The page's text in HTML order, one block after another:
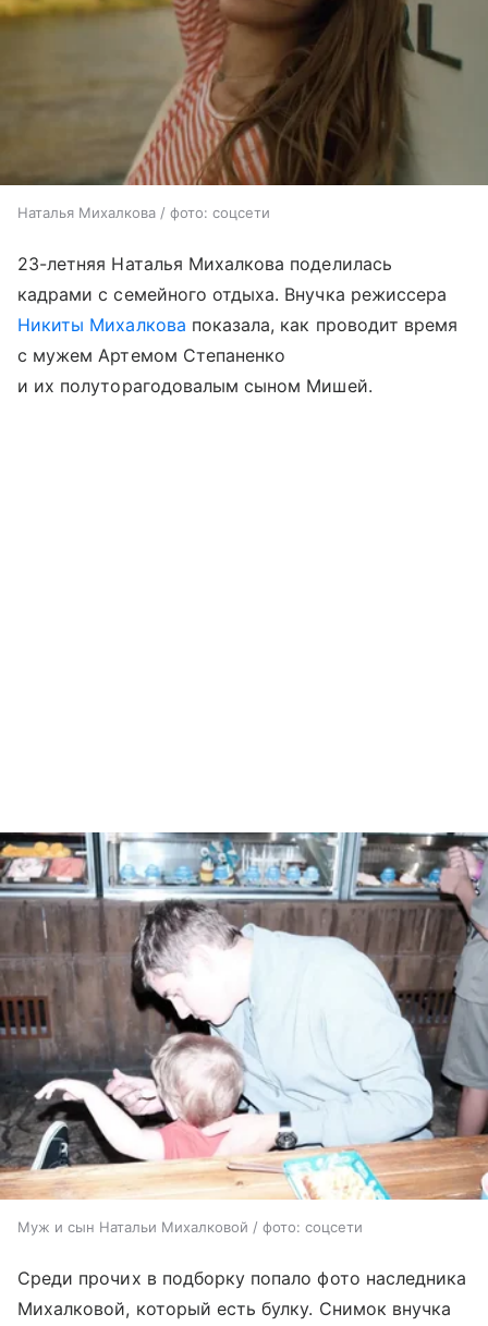
Наталья Михалкова / фото: соцсети
23-летняя Наталья Михалкова поделилась
кадрами с семейного отдыха. Внучка режиссера
Никиты Михалкова показала, как проводит время
с мужем Артемом Степаненко
и их полуторагодовалым сыном Мишей.
Муж и сын Натальи Михалковой / фото: соцсети
Среди прочих в подборку попало фото наследника
Михалковой, который есть булку. Снимок внучка